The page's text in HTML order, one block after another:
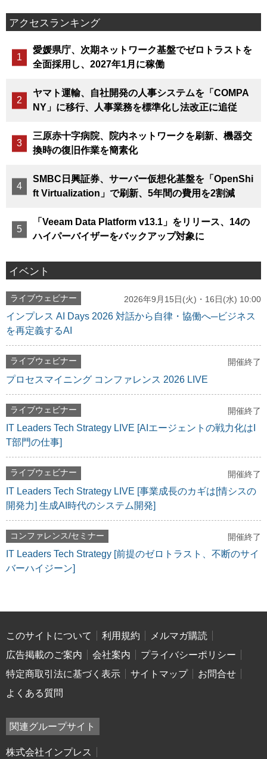
アクセスランキング
愛媛県庁、次期ネットワーク基盤でゼロトラストを
全面採用し、2027年1月に稼働
ヤマト運輸、自社開発の人事システムを「COMPA
NY」に移行、人事業務を標準化し法改正に追従
三原赤十字病院、院内ネットワークを刷新、機器交
換時の復旧作業を簡素化
SMBC日興証券、サーバー仮想化基盤を「OpenShi
ft Virtualization」で刷新、5年間の費用を2割減
「Veeam Data Platform v13.1」をリリース、14の
ハイパーバイザーをバックアップ対象に
イベント
ライブウェビナー 2026年9月15日(火)・16日(水) 10:00
インプレス AI Days 2026 対話から自律・協働へ─ビジネス
を再定義するAI
ライブウェビナー 開催終了
プロセスマイニング コンファレンス 2026 LIVE
ライブウェビナー 開催終了
IT Leaders Tech Strategy LIVE [AIエージェントの戦力化はI
T部門の仕事]
ライブウェビナー 開催終了
IT Leaders Tech Strategy LIVE [事業成長のカギは[情シスの
開発力] 生成AI時代のシステム開発]
コンファレンス/セミナー 開催終了
IT Leaders Tech Strategy [前提のゼロトラスト、不断のサイ
バーハイジーン]
このサイトについて 利用規約
メルマガ購読
広告掲載のご案内
会社案内
プライバシーポリシー
特定商取引法に基づく表示
サイトマップ
お問合せ
よくある質問
関連グループサイト
株式会社インプレス